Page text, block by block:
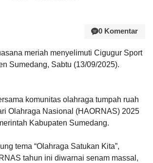
0 Komentar
meriah menyelimuti Cigugur Sport
Sumedang, Sabtu (13/09/2025).
komunitas olahraga tumpah ruah
Olahraga Nasional (HAORNAS) 2025
Kabupaten Sumedang.
tema “Olahraga Satukan Kita”,
tahun ini diwarnai senam massal,